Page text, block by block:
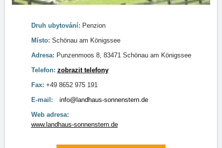
Druh ubytování: Penzion
Místo: Schönau am Königssee
Adresa: Punzenmoos 8, 83471 Schönau am Königssee
Telefon: zobrazit telefony
Fax: +49 8652 975 191
E-mail:
info@landhaus-sonnenstern.de
Web adresa:
www.landhaus-sonnenstern.de